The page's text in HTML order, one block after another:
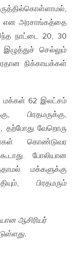
என அரசாங்கத்தை
நாட்டை 20, 30
செல்லும்
நிக்காயக்கள்
மக்கள் 62 இலட்சம்
பிரதமருக்கு,
தற்போது வேறொரு
கொண்டுவர
போலியான
மக்களுக்கு
பிரதமரும்
ஆசிரியர்